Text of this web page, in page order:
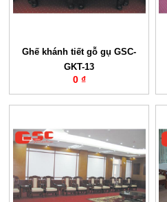
Ghế khánh tiết gỗ gụ GSC-
GKT-13
0 ₫